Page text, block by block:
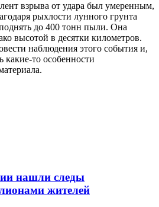
взрыва от удара был умеренным,
рыхлости лунного грунта
до 400 тонн пыли. Она
высотой в десятки километров.
наблюдения этого события и,
какие-то особенности
нашли следы
жителей